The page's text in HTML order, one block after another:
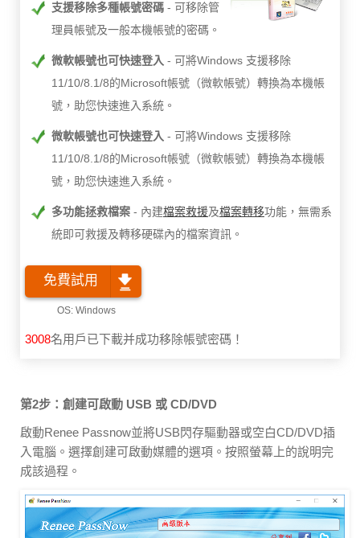
支援移除多種帳號密碼
可移除管
理員帳號及一般本機帳號的密碼。
微軟帳號也可快速登入
可將Windows 支援移除
11/10/8.1/8的Microsoft帳號（微軟帳號）轉換為本機帳
號，助您快速進入系統。
微軟帳號也可快速登入
可將Windows 支援移除
11/10/8.1/8的Microsoft帳號（微軟帳號）轉換為本機帳
號，助您快速進入系統。
多功能拯救檔案 內建檔案救援及檔案轉移功能，無需系
統即可救援及轉移硬碟內的檔案資訊。
免費試用
3008名用戶已下載并成功移除帳號密碼！
第2步：創建可啟動 USB 或 CD/DVD
啟動Renee Passnow並將USB閃存驅動器或空白CD/DVD插
入電腦。選擇創建可啟動媒體的選項。按照螢幕上的說明完
成該過程。